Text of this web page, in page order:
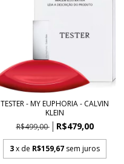
TESTER - MY EUPHORIA - CALVIN
KLEIN
R$499,00
R$479,00
3x de R$159,67 sem juros